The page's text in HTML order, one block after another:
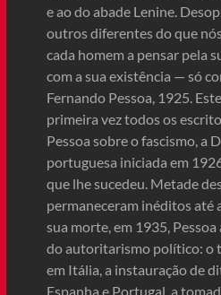
e ao do abade Lenine.
outros diferentes do que
cada homem a pensar pela
com a sua existência — só
Fernando Pessoa, 1925.
primeira vez todos os
Pessoa sobre o fascismo, a
portuguesa iniciada em
que lhe sucedeu. Metade
permaneceram inéditos até
sua morte, em 1935,
do autoritarismo político: o
em Itália, a instauração de
Espanha e Portugal, a